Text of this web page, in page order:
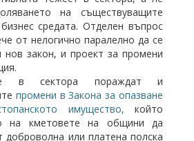
на съществуващите
средата. Отделен въпрос
от нелогично паралелно да се
нов закон, и проект за промени
в сектора пораждат и
промени в Закона за опазване
имущество, който
на кметовете на общини да
доброволна или платена полска